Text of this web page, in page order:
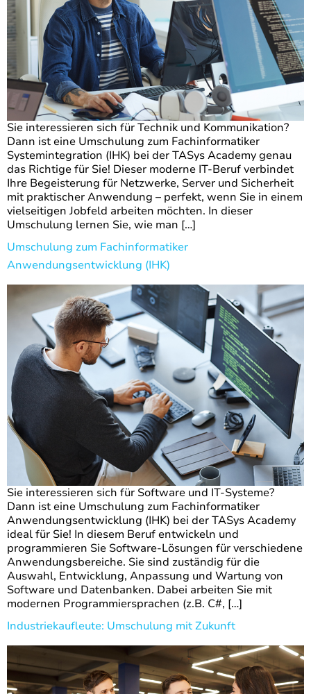
Sie interessieren sich für Technik und Kommunikation?
Dann ist eine Umschulung zum Fachinformatiker
Systemintegration (IHK) bei der TASys Academy genau
das Richtige für Sie! Dieser moderne IT-Beruf verbindet
Ihre Begeisterung für Netzwerke, Server und Sicherheit
mit praktischer Anwendung – perfekt, wenn Sie in einem
vielseitigen Jobfeld arbeiten möchten. In dieser
Umschulung lernen Sie, wie man […]
Umschulung zum Fachinformatiker
Anwendungsentwicklung (IHK)
Sie interessieren sich für Software und IT-Systeme?
Dann ist eine Umschulung zum Fachinformatiker
Anwendungsentwicklung (IHK) bei der TASys Academy
ideal für Sie! In diesem Beruf entwickeln und
programmieren Sie Software-Lösungen für verschiedene
Anwendungsbereiche. Sie sind zuständig für die
Auswahl, Entwicklung, Anpassung und Wartung von
Software und Datenbanken. Dabei arbeiten Sie mit
modernen Programmiersprachen (z.B. C#, […]
Industriekaufleute: Umschulung mit Zukunft